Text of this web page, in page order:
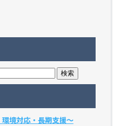
境対応・長期支援～